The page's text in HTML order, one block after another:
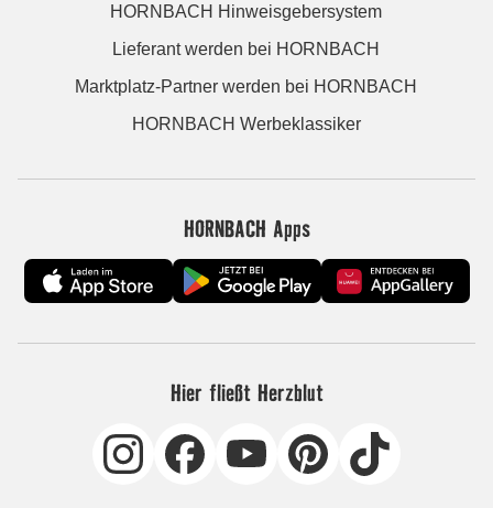
HORNBACH Hinweisgebersystem
Lieferant werden bei HORNBACH
Marktplatz-Partner werden bei HORNBACH
HORNBACH Werbeklassiker
HORNBACH Apps
Hier fließt Herzblut